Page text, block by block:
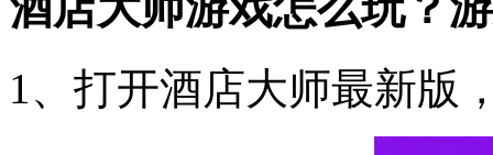
1、打开酒店大师最新版